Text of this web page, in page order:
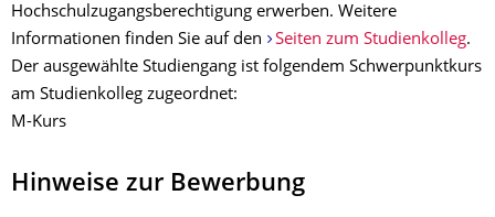
Hochschulzugangsberechtigung erwerben. Weitere
Informationen finden Sie auf den
Seiten zum Studienkolleg.
Der ausgewählte Studiengang ist folgendem Schwerpunktkurs
am Studienkolleg zugeordnet:
M-Kurs
Hinweise zur Bewerbung